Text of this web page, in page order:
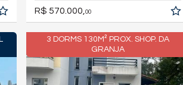
R$ 570.000,00
3 DORMS 130M² PROX. SHOP. DA
GRANJA